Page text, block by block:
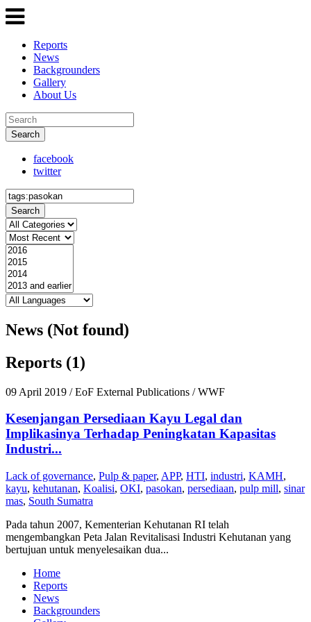
Reports
News
Backgrounders
Gallery
About Us
Search
facebook
twitter
Search
News (Not found)
Reports (1)
09 April 2019 / EoF External Publications / WWF
Kesenjangan Persediaan Kayu Legal dan
Implikasinya Terhadap Peningkatan Kapasitas
Industri...
Lack of governance, Pulp & paper, APP, HTI, industri, KAMH,
kayu, kehutanan, Koalisi, OKI, pasokan, persediaan, pulp mill, sinar
mas, South Sumatra
Pada tahun 2007, Kementerian Kehutanan RI telah
mengembangkan Peta Jalan Revitalisasi Industri Kehutanan yang
bertujuan untuk menyelesaikan dua...
Home
Reports
News
Backgrounders